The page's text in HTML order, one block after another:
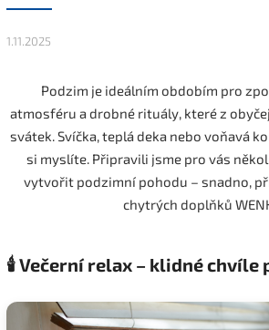
1.11.2025
Podzim je ideálním obdobím pro
atmosféru a drobné rituály, které z
svátek. Svíčka, teplá deka nebo voňavá
si myslíte. Připravili jsme pro vás
vytvořit podzimní pohodu – snadno,
chytrých doplňků
🕯️ Večerní relax – klidné chvíle